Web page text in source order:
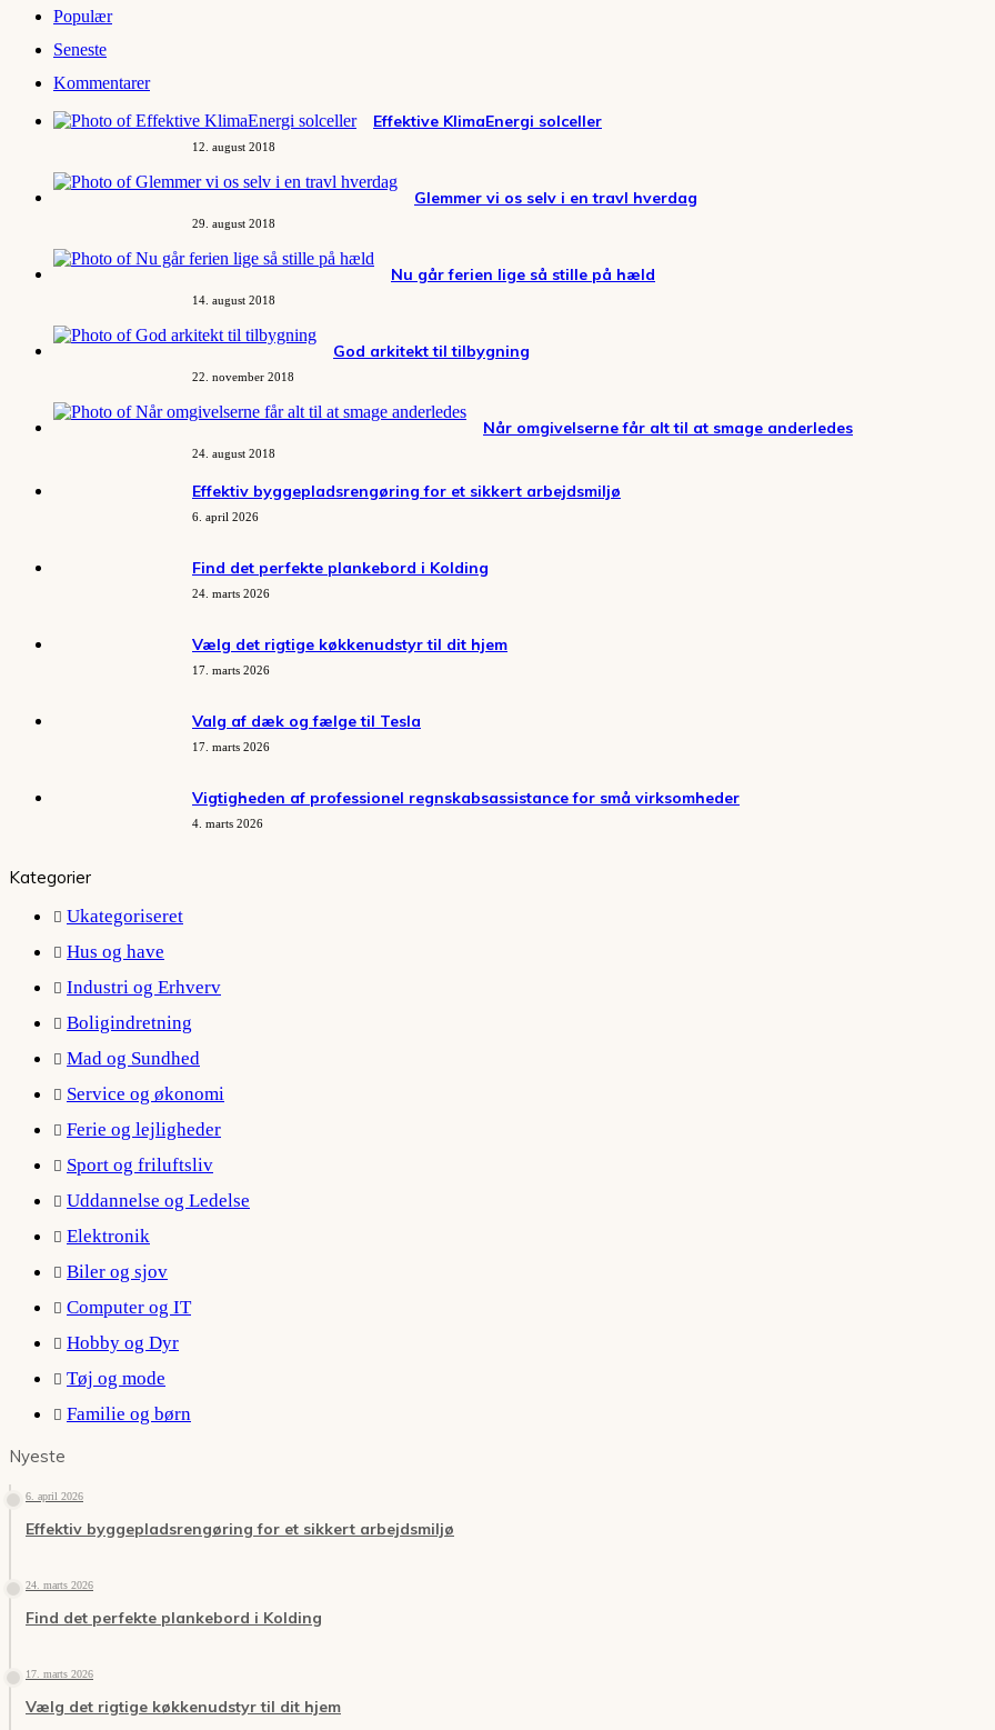
Populær
Seneste
Kommentarer
Effektive KlimaEnergi solceller
12. august 2018
Glemmer vi os selv i en travl hverdag
29. august 2018
Nu går ferien lige så stille på hæld
14. august 2018
God arkitekt til tilbygning
22. november 2018
Når omgivelserne får alt til at smage anderledes
24. august 2018
Effektiv byggepladsrengøring for et sikkert arbejdsmiljø
6. april 2026
Find det perfekte plankebord i Kolding
24. marts 2026
Vælg det rigtige køkkenudstyr til dit hjem
17. marts 2026
Valg af dæk og fælge til Tesla
17. marts 2026
Vigtigheden af professionel regnskabsassistance for små virksomheder
4. marts 2026
Kategorier
Ukategoriseret
Hus og have
Industri og Erhverv
Boligindretning
Mad og Sundhed
Service og økonomi
Ferie og lejligheder
Sport og friluftsliv
Uddannelse og Ledelse
Elektronik
Biler og sjov
Computer og IT
Hobby og Dyr
Tøj og mode
Familie og børn
Nyeste
6. april 2026
Effektiv byggepladsrengøring for et sikkert arbejdsmiljø
24. marts 2026
Find det perfekte plankebord i Kolding
17. marts 2026
Vælg det rigtige køkkenudstyr til dit hjem